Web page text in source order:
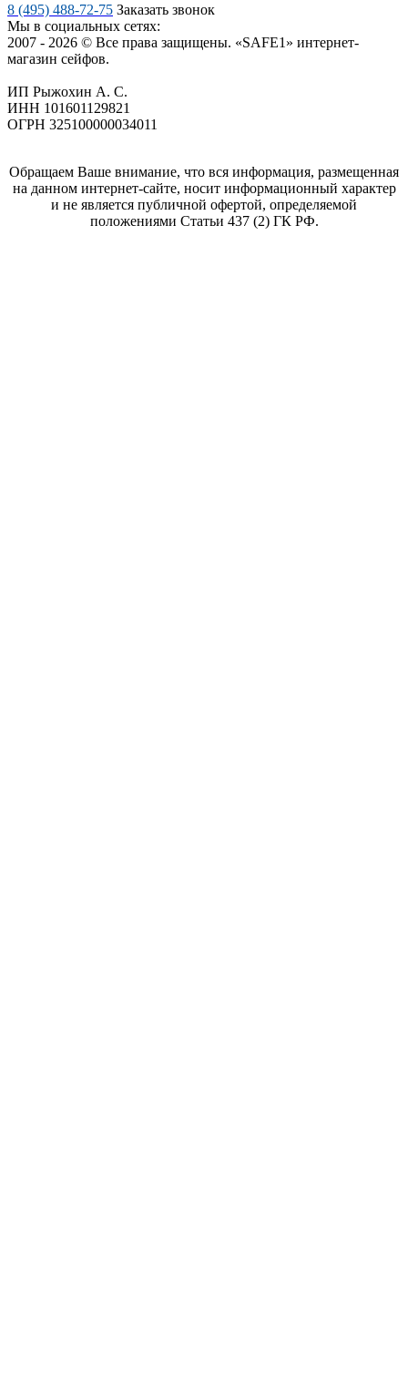
8 (495) 488-72-75 Заказать звонок
Мы в социальных сетях:
2007 - 2026 © Все права защищены. «SAFE1» интернет-
магазин сейфов.
ИП Рыжохин А. С.
ИНН 101601129821
ОГРН 325100000034011
Обращаем Ваше внимание, что вся информация, размещенная
на данном интернет-сайте, носит информационный характер
и не является публичной офертой, определяемой
положениями Статьи 437 (2) ГК РФ.